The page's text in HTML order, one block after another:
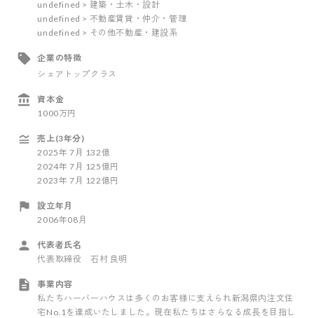
undefined > 建築・土木・設計
undefined > 不動産賃貸・仲介・管理
undefined > その他不動産・建設系
企業の特徴
シェアトップクラス
資本金
1000万円
売上(3年分)
2025年 7 月 132億
2024年 7 月 125億円
2023年 7 月 122億円
設立年月
2006年08月
代表者氏名
代表取締役 石村 良明
事業内容
私たちハーバーハウスは多くのお客様に支えられ新潟県内注文住
宅No.1を達成いたしました。現在私たちはさらなる成長を目指し